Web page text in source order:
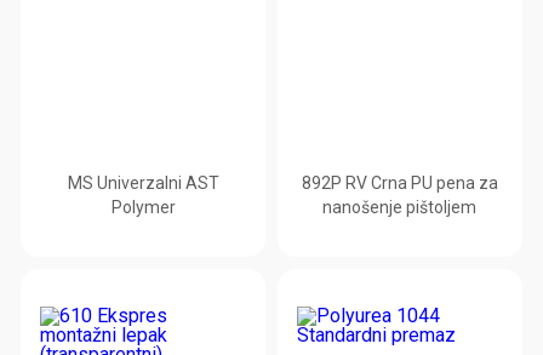
MS Univerzalni AST
Polymer
892P RV Crna PU pena za
nanošenje pištoljem